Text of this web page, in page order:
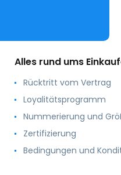
Alles rund ums
Rücktritt vom Vertrag
Loyalitätsprogramm
Nummerierung und
Zertifizierung
Bedingungen und